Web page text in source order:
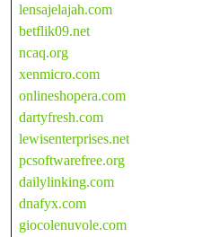
lensajelajah.com
betflik09.net
ncaq.org
xenmicro.com
onlineshopera.com
dartyfresh.com
lewisenterprises.net
pcsoftwarefree.org
dailylinking.com
dnafyx.com
giocolenuvole.com